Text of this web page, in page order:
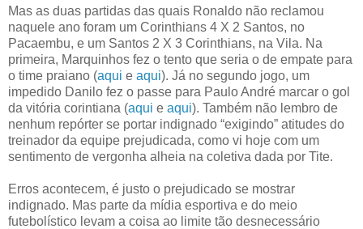
Mas as duas partidas das quais Ronaldo não reclamou
naquele ano foram um Corinthians 4 X 2 Santos, no
Pacaembu, e um Santos 2 X 3 Corinthians, na Vila. Na
primeira, Marquinhos fez o tento que seria o de empate para
o time praiano (aqui e aqui). Já no segundo jogo, um
impedido Danilo fez o passe para Paulo André marcar o gol
da vitória corintiana (aqui e aqui). Também não lembro de
nenhum repórter se portar indignado “exigindo” atitudes do
treinador da equipe prejudicada, como vi hoje com um
sentimento de vergonha alheia na coletiva dada por Tite.
Erros acontecem, é justo o prejudicado se mostrar
indignado. Mas parte da mídia esportiva e do meio
futebolístico levam a coisa ao limite tão desnecessário